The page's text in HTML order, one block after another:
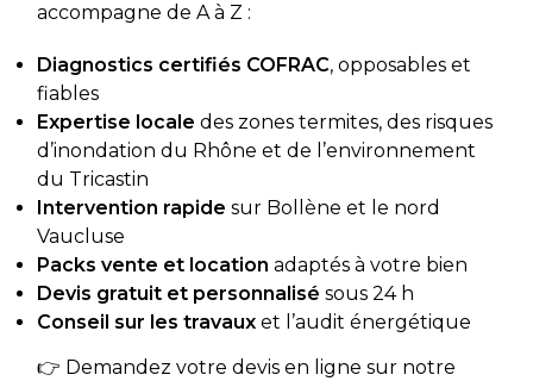
accompagne de A à Z :
Diagnostics certifiés COFRAC, opposables et
fiables
Expertise locale des zones termites, des risques
d’inondation du Rhône et de l’environnement
du Tricastin
Intervention rapide sur Bollène et le nord
Vaucluse
Packs vente et location adaptés à votre bien
Devis gratuit et personnalisé sous 24 h
Conseil sur les travauxet l’audit énergétique
👉 Demandez votre devis en ligne sur notre